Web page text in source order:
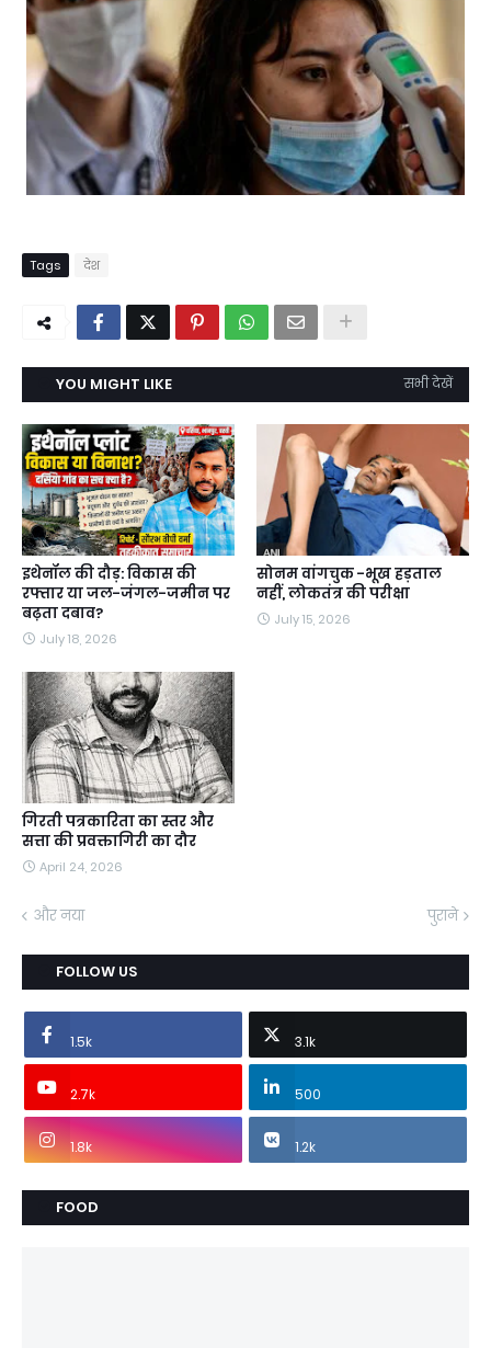
Tags देश
YOU MIGHT LIKE सभी देखें
इथेनॉल की दौड़: विकास की
रफ्तार या जल-जंगल-जमीन पर
बढ़ता दबाव?
July 18, 2026
सोनम वांगचुक -भूख हड़ताल
नहीं, लोकतंत्र की परीक्षा
July 15, 2026
गिरती पत्रकारिता का स्तर और
सत्ता की प्रवक्तागिरी का दौर
April 24, 2026
और नया पुराने
FOLLOW US
1.5k 3.1k
2.7k 500
1.8k 1.2k
FOOD